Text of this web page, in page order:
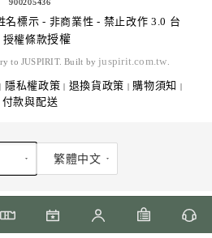
900205436
名標示 - 非商業性 - 禁止改作 3.0 台
授權條款授權
to JUSPIRIT. Built by juspirit.com.tw.
隱私權政策 退換貨政策 購物須知
付款與配送